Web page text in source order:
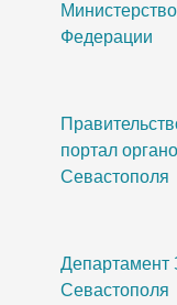
Федерации
портал
Севастополя
Департамент
Севастополя